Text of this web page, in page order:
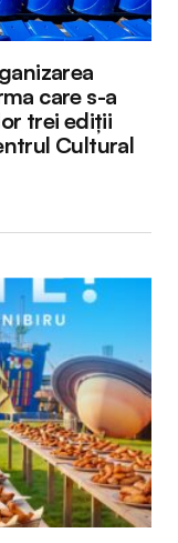
care s-a
trei ediții
Cultural